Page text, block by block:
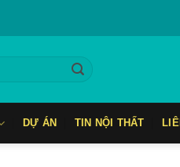
DỰ ÁN TIN NỘI THẤT